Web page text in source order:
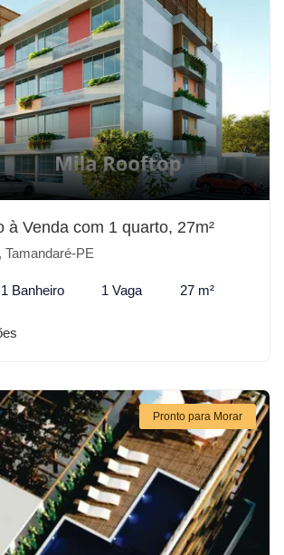
à Venda com 1 quarto, 27m²
Tamandaré-PE
1 Banheiro 1 Vaga 27 m²
Pronto para Morar